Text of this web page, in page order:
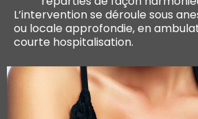
L’intervention se déroule sous
ou locale approfondie, en
courte hospitalisation.